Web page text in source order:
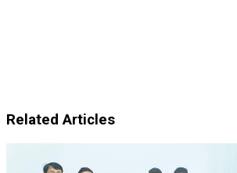
Related Articles